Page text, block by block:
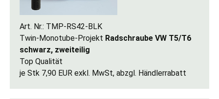
Art. Nr.: TMP-RS42-BLK
Twin-Monotube-Projekt Radschraube VW T5/T6
schwarz, zweiteilig
Top Qualität
je Stk 7,90 EUR exkl. MwSt, abzgl. Händlerrabatt